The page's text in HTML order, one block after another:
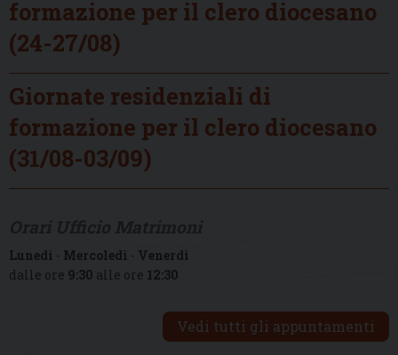
formazione per il clero diocesano
(24-27/08)
Giornate residenziali di
formazione per il clero diocesano
(31/08-03/09)
Lunedì - Mercoledì - Venerdì
dalle ore 9:30 alle ore 12:30
Vedi tutti gli appuntamenti